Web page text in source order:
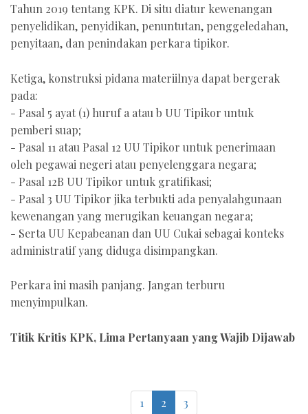
Tahun 2019 tentang KPK. Di situ diatur kewenangan
penyelidikan, penyidikan, penuntutan, penggeledahan,
penyitaan, dan penindakan perkara tipikor.
Ketiga, konstruksi pidana materiilnya dapat bergerak
pada:
- Pasal 5 ayat (1) huruf a atau b UU Tipikor untuk
pemberi suap;
- Pasal 11 atau Pasal 12 UU Tipikor untuk penerimaan
oleh pegawai negeri atau penyelenggara negara;
- Pasal 12B UU Tipikor untuk gratifikasi;
- Pasal 3 UU Tipikor jika terbukti ada penyalahgunaan
kewenangan yang merugikan keuangan negara;
- Serta UU Kepabeanan dan UU Cukai sebagai konteks
administratif yang diduga disimpangkan.
Perkara ini masih panjang. Jangan terburu
menyimpulkan.
Titik Kritis KPK, Lima Pertanyaan yang Wajib Dijawab
1 2 3